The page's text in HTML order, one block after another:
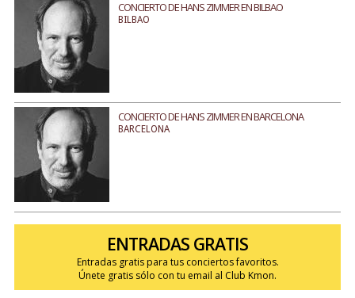
CONCIERTO DE HANS ZIMMER EN BILBAO
BILBAO
CONCIERTO DE HANS ZIMMER EN BARCELONA
BARCELONA
ENTRADAS GRATIS
Entradas gratis para tus conciertos favoritos.
Únete gratis sólo con tu email al Club Kmon.